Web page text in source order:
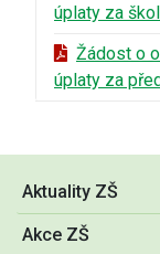
Aktuality ZŠ
Akce ZŠ
úplaty za
Žádost o
úplaty za